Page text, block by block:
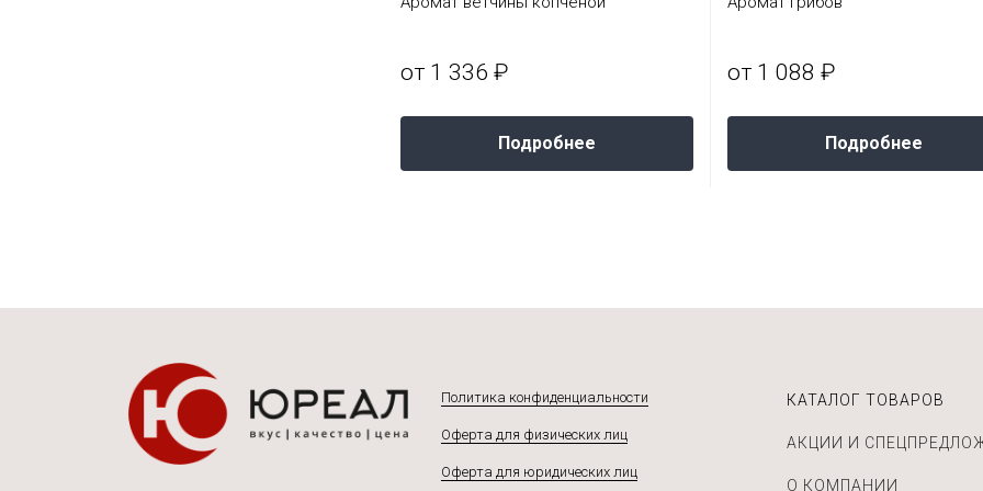
от 1 336 ₽
Подробнее
от 1 088 ₽
Подробнее
Политика конфиденциальности
Оферта для физических лиц
Оферта для юридических лиц
КАТАЛОГ ТОВАРОВ
АКЦИИ И
О КОМПАНИИ